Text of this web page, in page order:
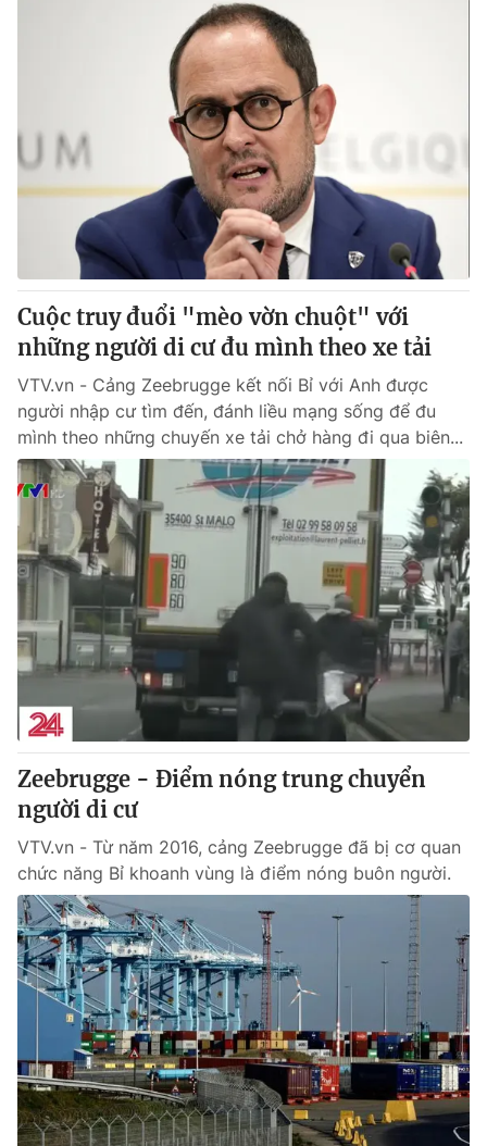
Chất lượng cuộc sống
Học trực tuyến
Hitech Công nghệ tương lai
Sản phẩm
Thị trường
Tư vấn
Giao lưu trực tuyến
Lịch phát sóng
Chuyên mục khác
Emagazine Podcast
Photo Infographic
Video Shorts video
VTV Money VTV Thể thao
VTV Sức khoẻ Bất động sản
Thị trường 24h Tấm lòng Việt
VTV4 Vươn mình bằng AI
VTV9 VTV8
Liên hệ tòa soạn English
THỜI BÁO VTV
Theo dõi báo trên
Cơ quan chủ quản:Đài Truyền hình Việt Nam
Cơ quan báo chí: Thời báo VTV
Cuộc truy đuổi "mèo vờn chuột" với
những người di cư đu mình theo xe tải
VTV.vn - Cảng Zeebrugge kết nối Bỉ với Anh được
người nhập cư tìm đến, đánh liều mạng sống để đu
mình theo những chuyến xe tải chở hàng đi qua biên...
Zeebrugge - Điểm nóng trung chuyển
người di cư
VTV.vn - Từ năm 2016, cảng Zeebrugge đã bị cơ quan
chức năng Bỉ khoanh vùng là điểm nóng buôn người.